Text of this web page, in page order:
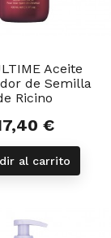
Aceite
de Semilla
Ricino
€
al carrito